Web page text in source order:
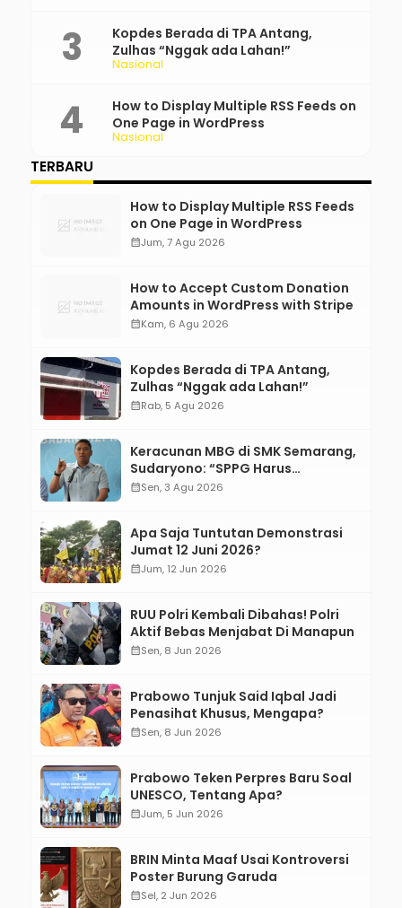
Nasional
Kopdes Berada di TPA Antang,
Zulhas “Nggak ada Lahan!”
Nasional
How to Display Multiple RSS Feeds on
One Page in WordPress
TERBARU
How to Display Multiple RSS Feeds
on One Page in WordPress
calendar_monthJum, 7 Agu 2026
How to Accept Custom Donation
Amounts in WordPress with Stripe
calendar_monthKam, 6 Agu 2026
Kopdes Berada di TPA Antang,
Zulhas “Nggak ada Lahan!”
calendar_monthRab, 5 Agu 2026
Keracunan MBG di SMK Semarang,
Sudaryono: “SPPG Harus
Bertanggung Jawab!”
calendar_monthSen, 3 Agu 2026
Apa Saja Tuntutan Demonstrasi
Jumat 12 Juni 2026?
calendar_monthJum, 12 Jun 2026
RUU Polri Kembali Dibahas! Polri
Aktif Bebas Menjabat Di Manapun
calendar_monthSen, 8 Jun 2026
Prabowo Tunjuk Said Iqbal Jadi
Penasihat Khusus, Mengapa?
calendar_monthSen, 8 Jun 2026
Prabowo Teken Perpres Baru Soal
UNESCO, Tentang Apa?
calendar_monthJum, 5 Jun 2026
BRIN Minta Maaf Usai Kontroversi
Poster Burung Garuda
calendar_monthSel, 2 Jun 2026